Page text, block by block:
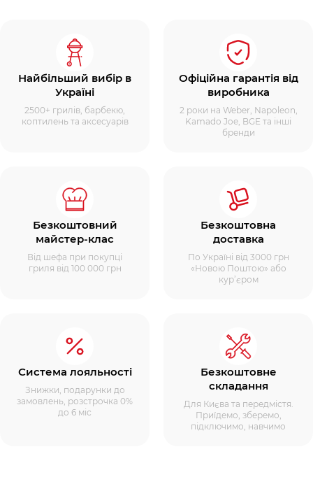
Найбільший вибір в
Україні
2500+ грилів, барбекю,
коптилень та аксесуарів
Офіційна гарантія від
виробника
2 роки на Weber, Napoleon,
Kamado Joe, BGE та інші
бренди
Безкоштовний
майстер-клас
Від шефа при покупці
гриля від 100 000 грн
Безкоштовна
доставка
По Україні від 3000 грн
«Новою Поштою» або
кур’єром
Система лояльності
Знижки, подарунки до
замовлень, розстрочка 0%
до 6 міс
Безкоштовне
складання
Для Києва та передмістя.
Приїдемо, зберемо,
підключимо, навчимо